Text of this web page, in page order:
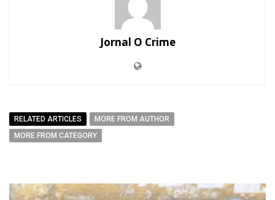
Jornal O Crime
RELATED ARTICLES
MORE FROM AUTHOR
MORE FROM CATEGORY